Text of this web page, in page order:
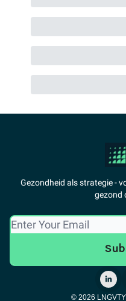
Gezondheid als strategie -
gezond
© 2026